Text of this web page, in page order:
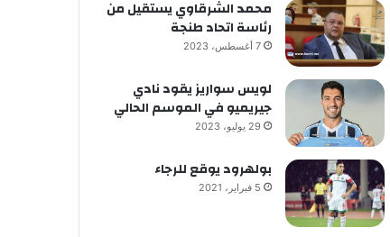
محمد الشرقاوي يستقيل من
رئاسة اتحاد طنجة
7 أغسطس، 2023
لويس سواريز يقود نادي
جيريميو في الموسم الحالي
29 يوليو، 2023
بولهرود يوقع للرجاء
5 فبراير، 2021